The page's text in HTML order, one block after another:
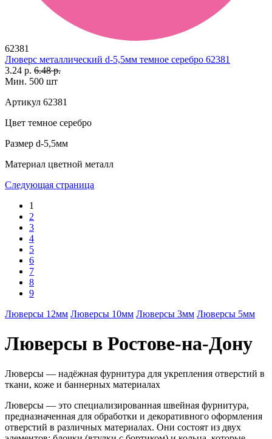
62381
Люверс металлический d-5,5мм темное серебро 62381
3.24 р. 6.48 р.
Мин. 500 шт
Артикул 62381
Цвет темное серебро
Размер d-5,5мм
Материал цветной металл
Следующая страница
1
2
3
4
5
6
7
8
9
Люверсы 12мм Люверсы 10мм Люверсы 3мм Люверсы 5мм
Люверсы в Ростове-на-Дону
Люверсы — надёжная фурнитура для укрепления отверстий в
ткани, коже и баннерных материалах
Люверсы — это специализированная швейная фурнитура,
предназначенная для обработки и декоративного оформления
отверстий в различных материалах. Они состоят из двух